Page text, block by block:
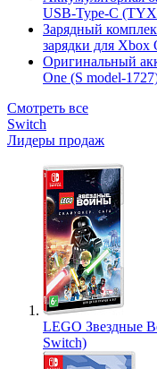
USB-Type-C
Зарядный
зарядки для Xbox
Оригинальный
One (S model-
Смотреть все
Switch
Лидеры продаж
LEGO Звездные
Switch)